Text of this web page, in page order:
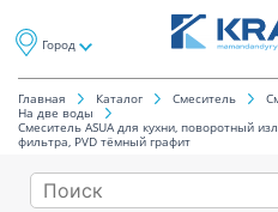
Город
Главная Каталог Смеситель
На две воды
Смеситель ASUA для кухни, поворотный
фильтра, PVD тёмный графит